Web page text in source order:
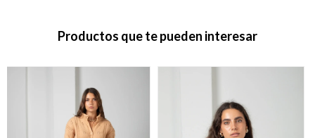
Productos que te pueden interesar